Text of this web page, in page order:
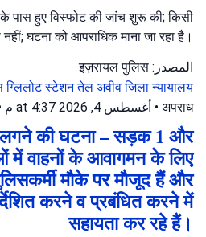
पास हुए विस्फोट की जांच शुरू की; किसी
घटना को आपराधिक माना जा रहा है।
المصدر: इज़रायल पुलिस
ग्लिलोट स्टेशनतेल अवीव जिला न्यायालय
अपराध
• أغسطس 4, 2026 at 4:37 م
की घटना – सड़क 1 और
में वाहनों के आवागमन के लिए
मौके पर मौजूद हैं और
करने व प्रबंधित करने में
सहायता कर रहे हैं।